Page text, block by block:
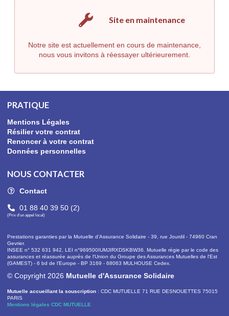
Site en maintenance
Notre site est actuellement en cours de maintenance,
nous vous invitons à réessayer ultérieurement.
PRATIQUE
Mentions Légales
Résilier votre contrat
Renoncer à votre contrat
Données personnelles
NOUS CONTACTER
Contact
01 88 40 39 50 (2)
(Prix d'un appel local)
Prestations garanties par la Mutuelle d'Assurance Solidaire - 39, rue Jourdil - 74960 Cran
Gevrier.
INSEE n° 532 631 942, LEI n°969500IUMJIRXDSKBW36. Mutuelle régie par le code des
assurances et réassurée auprès de l'Union du Groupe des Assurances Mutuelles de l'Est
(GAMEST) - 6 bd de l'Europe - BP 3169 - 68063 MULHOUSE Cedex.
© Copyright 2026 Mutuelle d'Assurance Solidaire
Mutuelle accueillant la souscription : CDC MUTUELLE 71 RUE DESNOUETTES 75015
PARIS
Mentions légales CDC MUTUELLE